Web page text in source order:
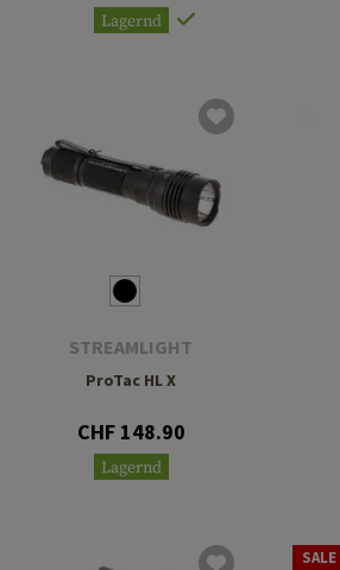
Lagernd
STREAMLIGHT
ProTac HL X
CHF 148.90
Lagernd
SALE